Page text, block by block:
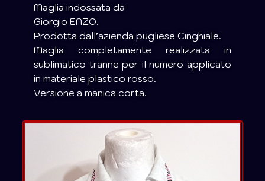
Maglia indossata da
Giorgio ENZO.
Prodotta dall’azienda pugliese Cinghiale.
Maglia completamente realizzata in
sublimatico tranne per il numero applicato
in materiale plastico rosso.
Versione a manica corta.